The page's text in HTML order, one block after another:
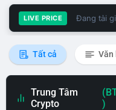
LIVE PRICE Đang tải
Tất cả Văn
Trung Tâm
Crypto
)